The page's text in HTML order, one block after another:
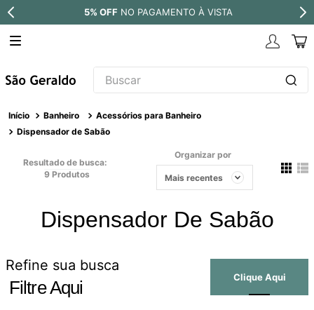
5% OFF NO PAGAMENTO À VISTA
Buscar
Banheiro
Acessórios para Banheiro
Dispensador de Sabão
Resultado de busca:
9Produtos
Organizar por
Mais recentes
Dispensador De Sabão
Refine sua busca
Filtre Aqui
TERMOS MAIS BUSCADOS
1º
revestimento
níquel escovado
perola
7
red gold
black matte